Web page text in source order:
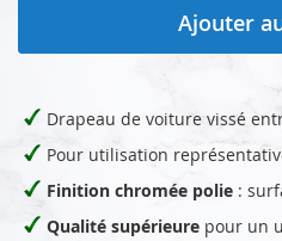
Ajouter
Drapeau de voiture vissé
Pour utilisation
Finition chromée polie :
Qualité supérieure pour un